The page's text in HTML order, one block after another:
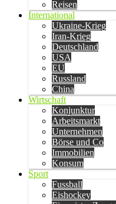
Reisen
International
Ukraine-Krieg
Iran-Krieg
Deutschland
USA
EU
Russland
China
Wirtschaft
Konjunktur
Arbeitsmarkt
Unternehmen
Börse und Co
Immobilien
Konsum
Sport
Fussball
Eishockey